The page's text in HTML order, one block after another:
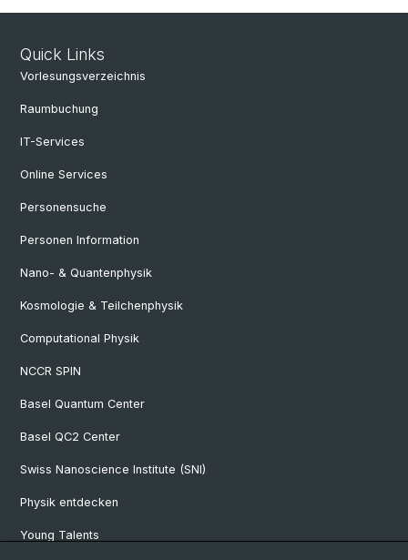
Quick Links
Vorlesungsverzeichnis
Raumbuchung
IT-Services
Online Services
Personensuche
Personen Information
Nano- & Quantenphysik
Kosmologie & Teilchenphysik
Computational Physik
NCCR SPIN
Basel Quantum Center
Basel QC2 Center
Swiss Nanoscience Institute (SNI)
Physik entdecken
Young Talents